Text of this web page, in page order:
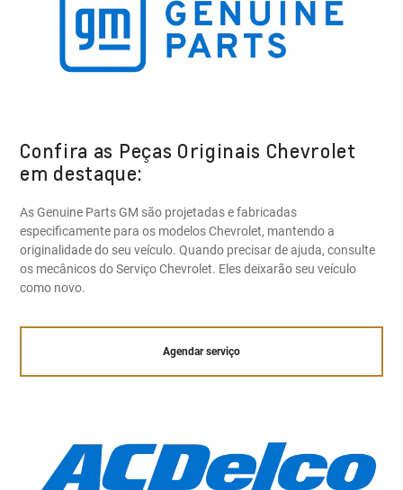
Confira as Peças Originais Chevrolet
em destaque:
As Genuine Parts GM são projetadas e fabricadas
especificamente para os modelos Chevrolet, mantendo a
originalidade do seu veículo. Quando precisar de ajuda, consulte
os mecânicos do Serviço Chevrolet. Eles deixarão seu veículo
como novo.
Agendar serviço